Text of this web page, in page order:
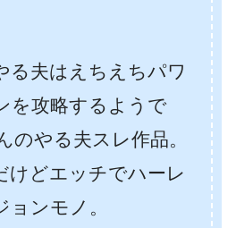
る夫はえちえちパワ
を攻略するようで
のやる夫スレ作品。
けどエッチでハーレ
ョンモノ。